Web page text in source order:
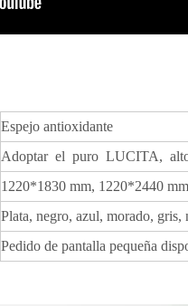
Espejo antioxidante
Adoptar el puro LUCITA, alto
1220*1830 mm, 1220*2440
Plata, negro, azul, morado,
Pedido de pantalla pequeña